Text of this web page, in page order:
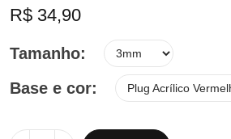
R$ 34,90
Tamanho
Base e cor